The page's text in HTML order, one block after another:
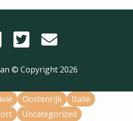
© Copyright 2026
Oostenrijk
Italië
Uncategorized